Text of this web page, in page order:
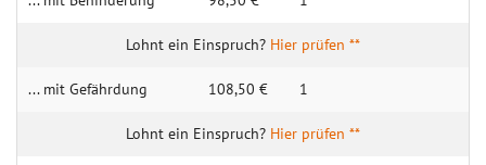
Hier prüfen **
... mit Gefähr­dung 108,50 € 1
Hier prüfen **